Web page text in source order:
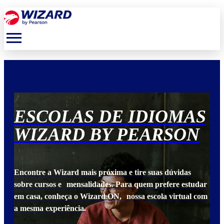
menu
ESCOLAS DE IDIOMAS
WIZARD BY PEARSON
Encontre a Wizard mais próxima e tire suas dúvidas
sobre cursos e mensalidades. Para quem prefere estudar
em casa, conheça o Wizard ON, nossa escola virtual com
a mesma experiência.